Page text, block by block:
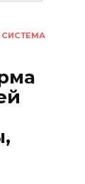
СИСТЕМА